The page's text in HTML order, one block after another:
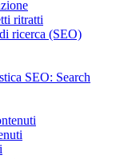
ritratti
ricerca (SEO)
SEO: Search